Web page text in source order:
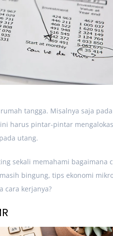
tangga. Misalnya saja
harus pintar-pintar
utang.
sekali memahami bagaimana
bingung, tips ekonomi
cara kerjanya?